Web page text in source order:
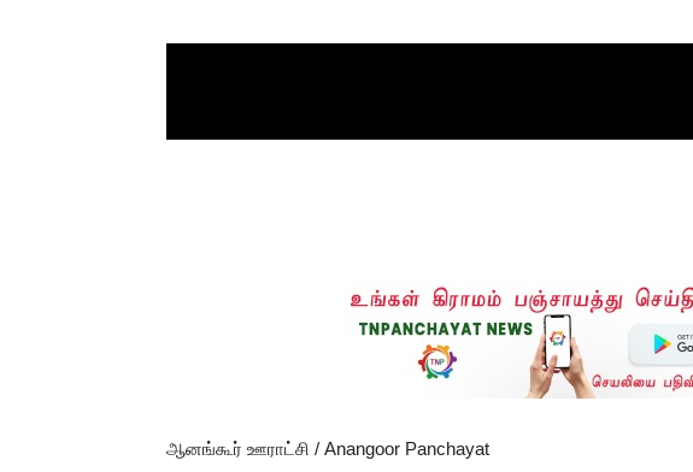
ஆனங்கூர் ஊராட்சி / Anangoor Panchayat